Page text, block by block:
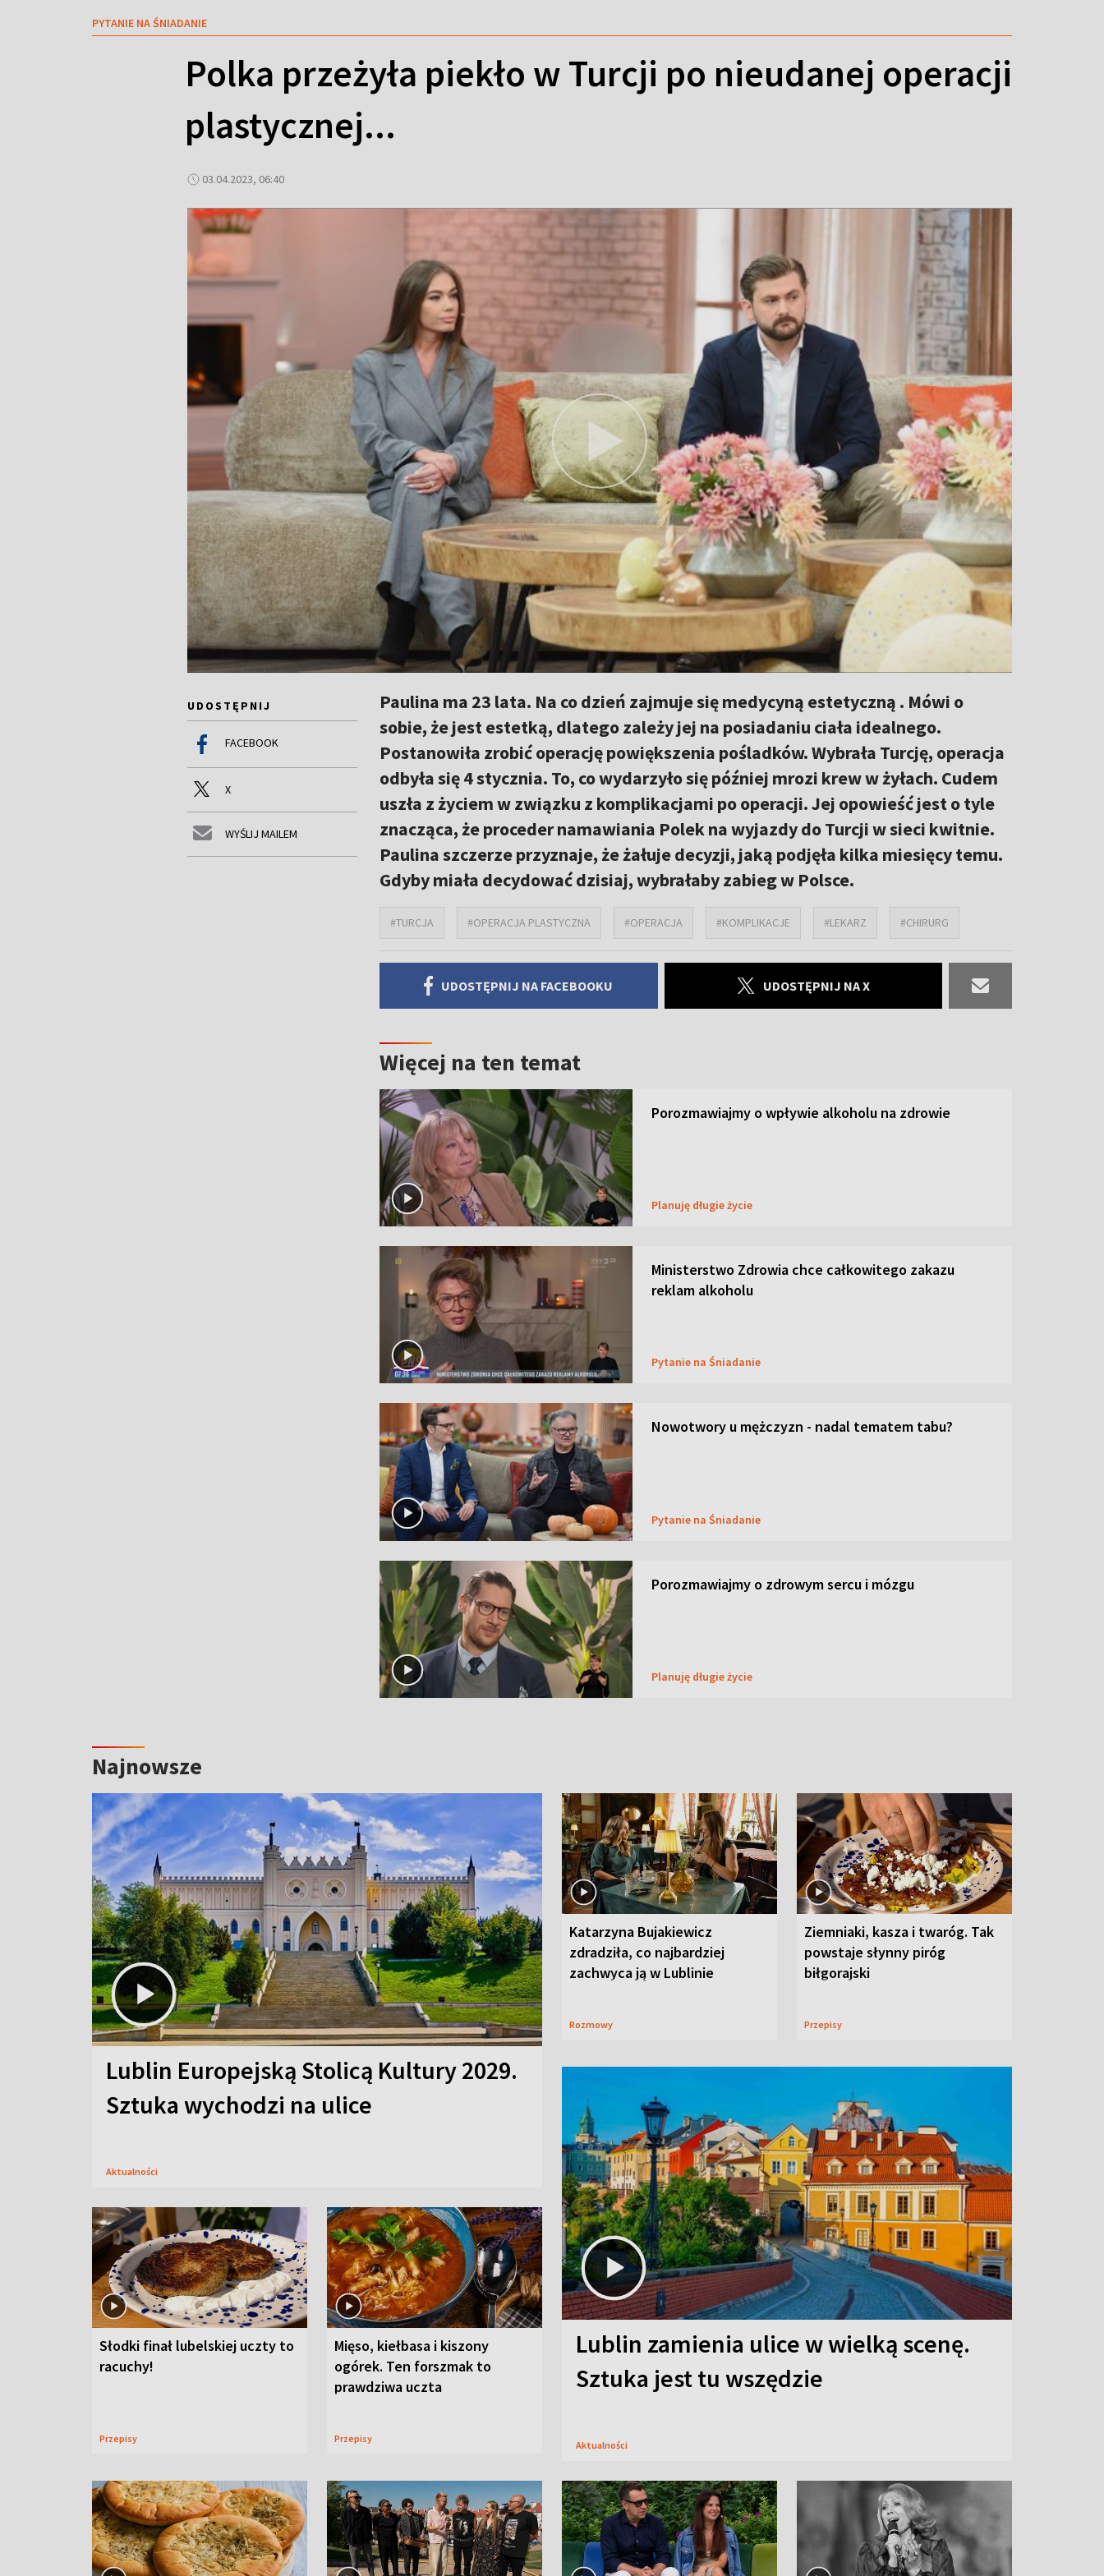
PYTANIE NA ŚNIADANIE
Polka przeżyła piekło w Turcji po nieudanej operacji
plastycznej...
03.04.2023, 06:40
UDOSTĘPNIJ
FACEBOOK
X
WYŚLIJ MAILEM
Paulina ma 23 lata. Na co dzień zajmuje się medycyną estetyczną . Mówi o
sobie, że jest estetką, dlatego zależy jej na posiadaniu ciała idealnego.
Postanowiła zrobić operację powiększenia pośladków. Wybrała Turcję, operacja
odbyła się 4 stycznia. To, co wydarzyło się później mrozi krew w żyłach. Cudem
uszła z życiem w związku z komplikacjami po operacji. Jej opowieść jest o tyle
znacząca, że proceder namawiania Polek na wyjazdy do Turcji w sieci kwitnie.
Paulina szczerze przyznaje, że żałuje decyzji, jaką podjęła kilka miesięcy temu.
Gdyby miała decydować dzisiaj, wybrałaby zabieg w Polsce.
#TURCJA #OPERACJA PLASTYCZNA #OPERACJA #KOMPLIKACJE #LEKARZ #CHIRURG
UDOSTĘPNIJ NA FACEBOOKU UDOSTĘPNIJ NA X
Więcej na ten temat
Porozmawiajmy o wpływie alkoholu na zdrowie
Planuję długie życie
Ministerstwo Zdrowia chce całkowitego zakazu
reklam alkoholu
Pytanie na Śniadanie
Nowotwory u mężczyzn - nadal tematem tabu?
Pytanie na Śniadanie
Porozmawiajmy o zdrowym sercu i mózgu
Planuję długie życie
Najnowsze
Lublin Europejską Stolicą Kultury 2029.
Sztuka wychodzi na ulice
Aktualności
Katarzyna Bujakiewicz
zdradziła, co najbardziej
zachwyca ją w Lublinie
Rozmowy
Ziemniaki, kasza i twaróg. Tak
powstaje słynny piróg
biłgorajski
Przepisy
Słodki finał lubelskiej uczty to
racuchy!
Przepisy
Mięso, kiełbasa i kiszony
ogórek. Ten forszmak to
prawdziwa uczta
Przepisy
Lublin zamienia ulice w wielką scenę.
Sztuka jest tu wszędzie
Aktualności